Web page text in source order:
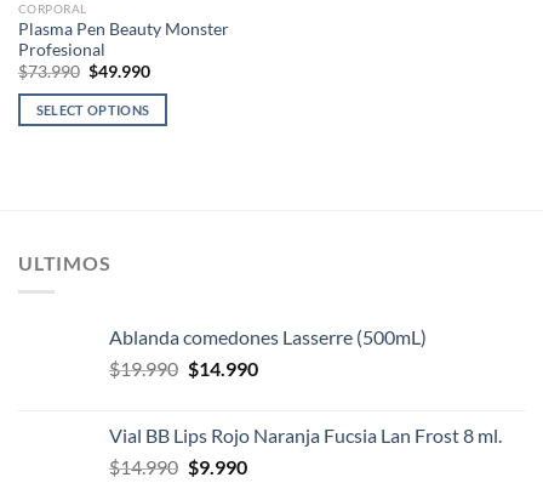
CORPORAL
Plasma Pen Beauty Monster
Profesional
$73.990 El
original
era:
$49.990El
actual
es:
SELECT OPTIONS
ULTIMOS
Ablanda comedones Lasserre (500mL)
$19.990 El
era:
$19.990.
$14.990El
es:
Vial BB Lips Rojo Naranja Fucsia Lan Frost 8 ml.
$14.990 El
$9.990El